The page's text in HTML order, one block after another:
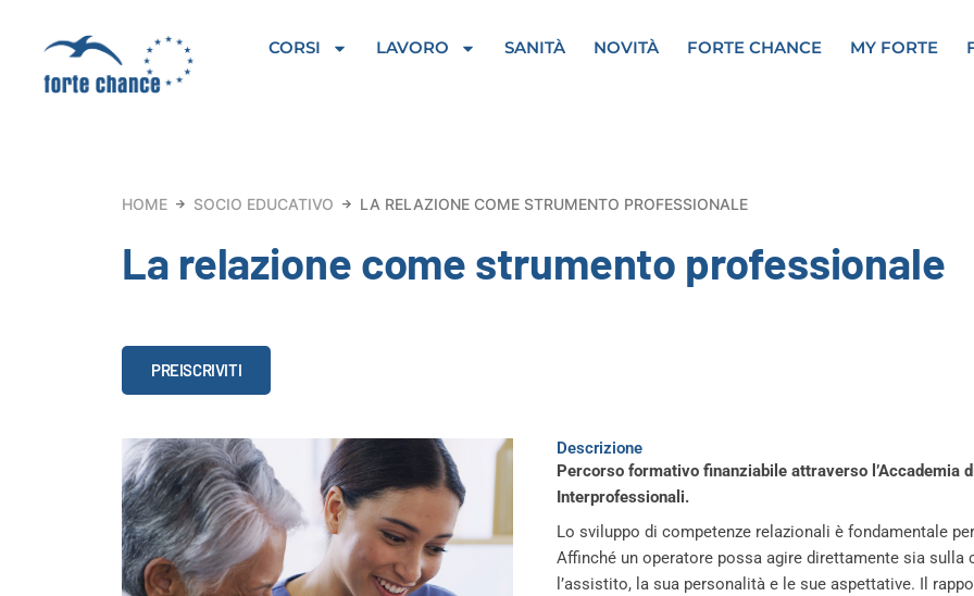
contenuto
CORSI LAVORO SANITÀ NOVITÀ FORTE CHANCE MY FORTE
HOME SOCIO EDUCATIVO LA RELAZIONE COME STRUMENTO PROFESSIONALE
La relazione come strumento professionale
La
relazione
strumento
professionale
quantità
PREISCRIVITI
Descrizione
Percorso formativo finanziabile attraverso l’Accademia
Interprofessionali.
Lo sviluppo di competenze relazionali è fondamentale
Affinché un operatore possa agire direttamente sia
l’assistito, la sua personalità e le sue aspettative. Il